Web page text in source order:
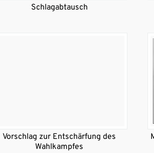
Schlagabtausch
Vorschlag zur Entschärfung des
Wahlkampfes